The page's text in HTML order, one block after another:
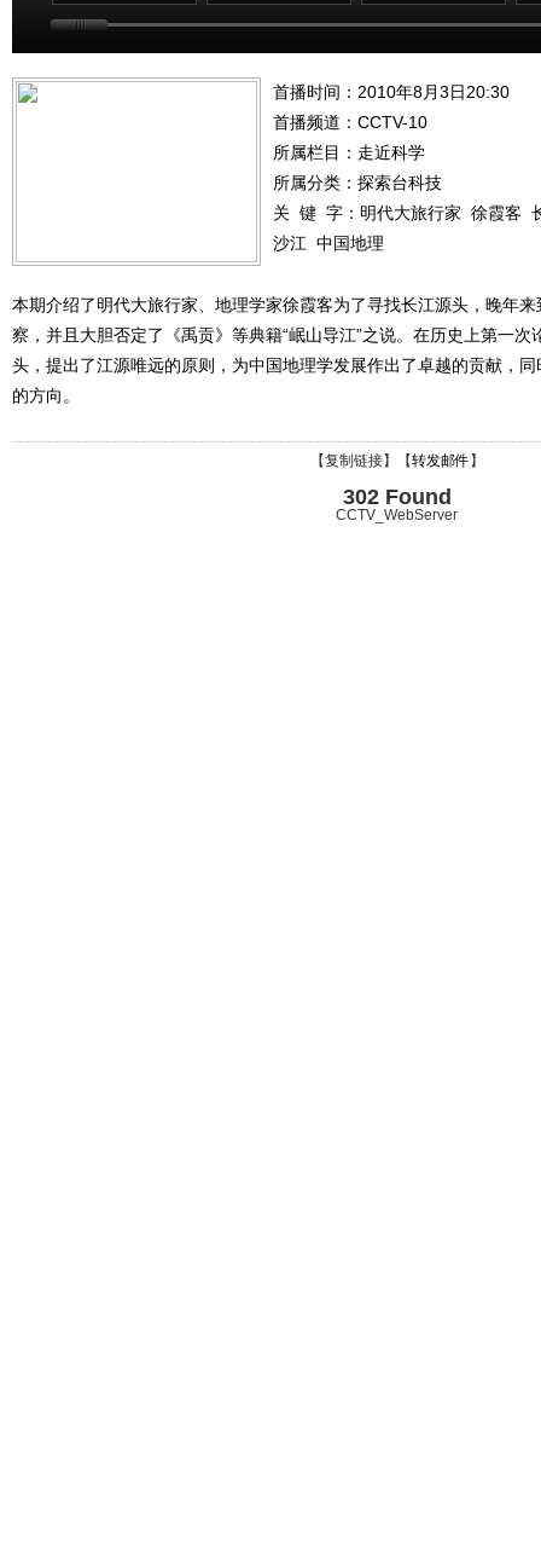
首播时间：2010年8月3日20:30
首播频道： CCTV-10
所属栏目： 走近科学
所属分类：探索台科技
关 键 字： 明代大旅行家 徐霞客
沙江 中国地理
本期介绍了明代大旅行家、地理学家徐霞客为了寻找长江源头，晚年
察，并且大胆否定了《禹贡》等典籍“岷山导江”之说。在历史上第一
头，提出了江源唯远的原则，为中国地理学发展作出了卓越的贡献，
的方向。
【复制链接】【转发邮件 】
302 Found
CCTV_WebServer